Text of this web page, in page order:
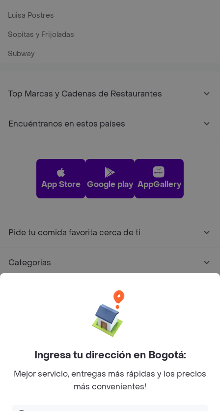
Luisa Postres
Sopitas y Frijoladas
Subway
Top Marcas y Cadenas de Restaurantes
Encuéntranos en estos países
App Store Google play AppGallery
Pide tu comida favorita cerca de ti
Categorías
Facebook
Twitter
Instagram
©2026Rappi Inc. All rights reserved.
Ingresa tu dirección en Bogotá:
Mejor servicio, entregas más rápidas y los precios
más convenientes!